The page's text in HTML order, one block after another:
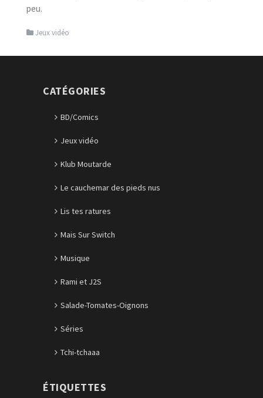
peu.
Jeux vidéo
CATÉGORIES
BD/Comics
Jeux vidéo
Klub Moutarde
Le cauchemar des pieds nus
Lis tes ratures
Mais Sur Switch
Musique
Rami et J2S
Salade-Tomates-Oignons
Séries
Tchi-tchaaa
ÉTIQUETTES